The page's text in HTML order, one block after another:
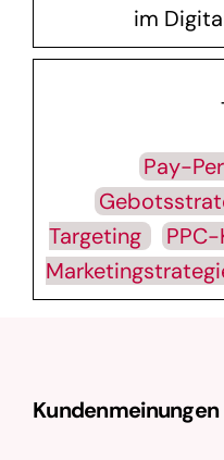
im
Pay-
Targeting
Kundenmeinungen